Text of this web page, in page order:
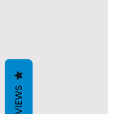
REVIEWS